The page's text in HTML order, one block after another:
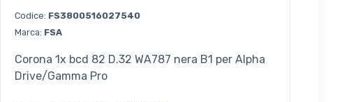
Codice: FS3800516027540
Marca: FSA
Corona 1x bcd 82 D.32 WA787 nera B1 per Alpha
Drive/Gamma Pro